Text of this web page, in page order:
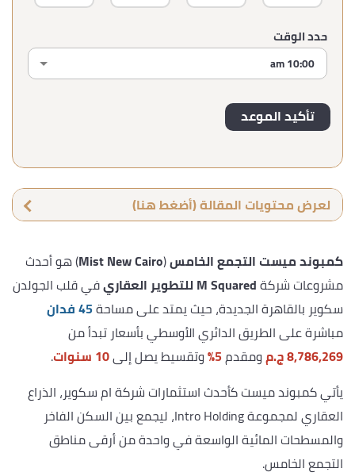
حدد الوقت
لعرض محتويات المقالة (أضغط هنا)
كمبوند ميست التجمع الخامس(
Mist New Cairo) هو أحدث
مشروعات شركةM Squared للتطوير العقاري
في قلب الجولدن
سكوير بالقاهرة الجديدة، حيث يمتد على مساحة45 فدان
مباشرة على الطريق الدائري الأوسطي بأسعار تبدأ من
8,786,269ج.مومقدم5% وتقسيط يصل إلى10 سنوات
.
يأتي كمبوند ميست كأحدث استثمارات شركة ام سكوير، الذراع
العقاري لمجموعة Intro Holding، ليجمع بين السكن الفاخر
والمسطحات المائية الواسعة في واحدة من أرقى مناطق
التجمع الخامس.